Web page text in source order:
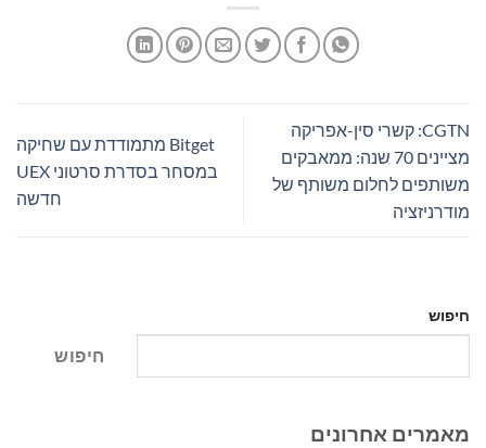
CGTN: קשרי סין-אפריקה
מציינים 70 שנה: ממאבקים
משותפים לחלום משותף של
מודרניזציה
Bitget מתמודדת עם שחיקה
במסחר בסדרת סרטוני UEX
חדשה
חיפוש
חיפוש
מאמרים אחרונים